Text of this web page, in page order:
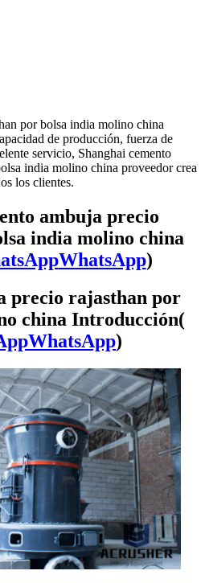
por bolsa india molino china
de producción, fuerza de
servicio, Shanghai cemento
india molino china proveedor crea
los clientes.
ambuja precio
india molino china
WhatsApp)
precio rajasthan por
china Introducción(
WhatsApp)